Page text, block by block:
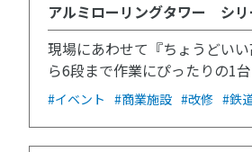
アルミローリングタワー シリ
現場にあわせて『ちょうどい
ら6段まで作業にぴったりの1
#イベント #商業施設 #改修 #鉄